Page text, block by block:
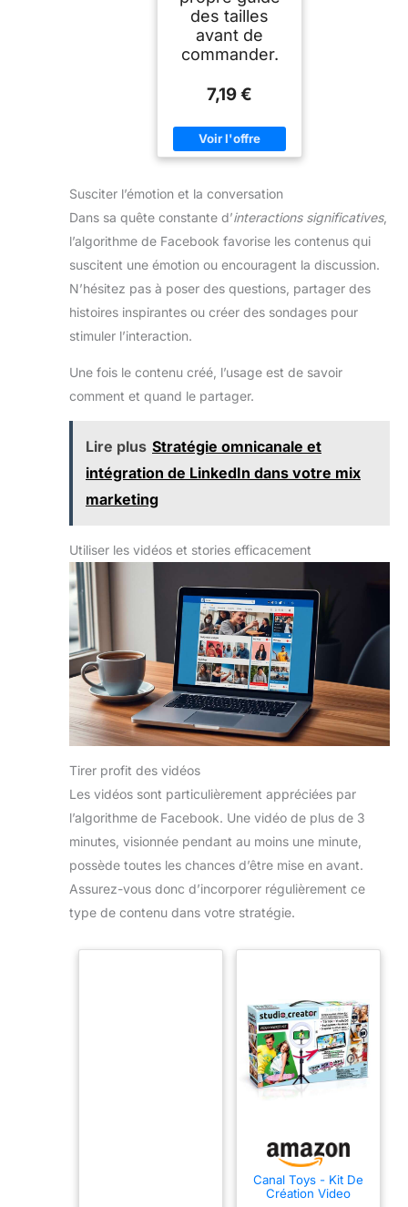
des tailles
avant de
commander.
7,19 €
Susciter l’émotion et la conversation
Dans sa quête constante d’interactions significatives,
l’algorithme de Facebook favorise les contenus qui
suscitent une émotion ou encouragent la discussion.
N’hésitez pas à poser des questions, partager des
histoires inspirantes ou créer des sondages pour
stimuler l’interaction.
Une fois le contenu créé, l’usage est de savoir
comment et quand le partager.
Lire plus Stratégie omnicanale et
intégration de LinkedIn dans votre mix
marketing
Utiliser les vidéos et stories efficacement
Tirer profit des vidéos
Les vidéos sont particulièrement appréciées par
l’algorithme de Facebook. Une vidéo de plus de 3
minutes, visionnée pendant au moins une minute,
possède toutes les chances d’être mise en avant.
Assurez-vous donc d’incorporer régulièrement ce
type de contenu dans votre stratégie.
Canal Toys - Kit De
Création Video